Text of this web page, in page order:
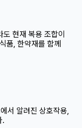
현재 복용 조합이
품, 한약재를 함께
서 알려진 상호작용,
.